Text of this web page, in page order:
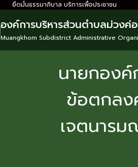
ยึดมั่นธรรมาภิบาล บริการเพื่อประชาชน
องค์การบริหารส่วนตำบลม่วงค่
Muangkhom Subdistrict Administrative
นายกอง
ข้อตกลง
เจตนาร